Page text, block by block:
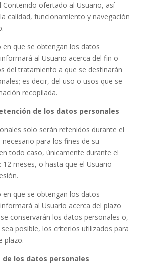
Contenido ofertado al Usuario, así
calidad, funcionamiento y navegación
en que se obtengan los datos
al Usuario acerca del fin o
del tratamiento a que se destinarán
es decir, del uso o usos que se
recopilada.
de los datos personales
solo serán retenidos durante el
para los fines de su
todo caso, únicamente durante el
12 meses, o hasta que el Usuario
en que se obtengan los datos
al Usuario acerca del plazo
conservarán los datos personales o,
posible, los criterios utilizados para
plazo.
los datos personales